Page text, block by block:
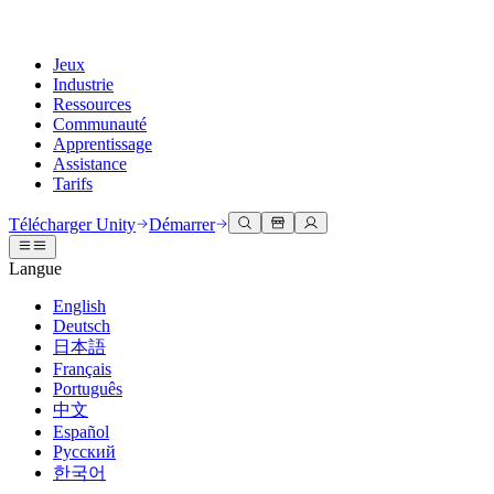
Jeux
Industrie
Ressources
Communauté
Apprentissage
Assistance
Tarifs
Moteur Unity
Créez des jeux 2D et 3D pour n'importe quelle plateforme
Collaboration
Collaborez et itérez rapidement avec votre équipe
Télécharger Unity
Offres et tarifs
Déployez
Multiplateforme
Collaboration 3D
Construisez et révisez des projets 3D en temps réel
Formation immersive
Entraînez-vous dans des environnements immersifs
Expériences client
Créez des expériences interactives 3D
Secteurs
Fabrication
Documentation
Outils de développement
Versions de publication et suivi des problèmes
Feuille de route
Examiner les fonctionnalités à venir
Glossaire
Discussions
Événements
Événements mondiaux et locaux
Histoires de la communauté
Made with Unity
Mise en avant des créateurs Unity
Unity Learn
Maîtrisez les compétences Unity gratuitement
Formation professionnelle
Améliorez votre équipe avec des formateurs Unity
Vous découvrez Unity ?
Démarrer
Démarrez votre apprentissage
Parcours essentiels Unity
Obtenir de l'aide
Vous aider à réussir avec Unity
Plans de succès
Atteignez vos objectifs plus rapidement avec un support expert
FAQ
Réponses aux questions courantes
Contactez-nous.
Connectez-vous avec notre équipe
Télécharger Unity Démarrer
Langue
English
Deutsch
日本語
Français
Português
中文
Español
Русский
한국어